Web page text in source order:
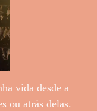
vida desde a
ou atrás delas.